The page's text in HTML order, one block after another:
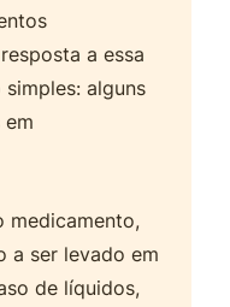
a essa
alguns
medicamento,
a ser levado em
de líquidos,